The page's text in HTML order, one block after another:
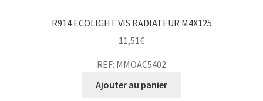
R914 ECOLIGHT VIS RADIATEUR M4X125
11,51€
REF: MMOAC5402
Ajouter au panier